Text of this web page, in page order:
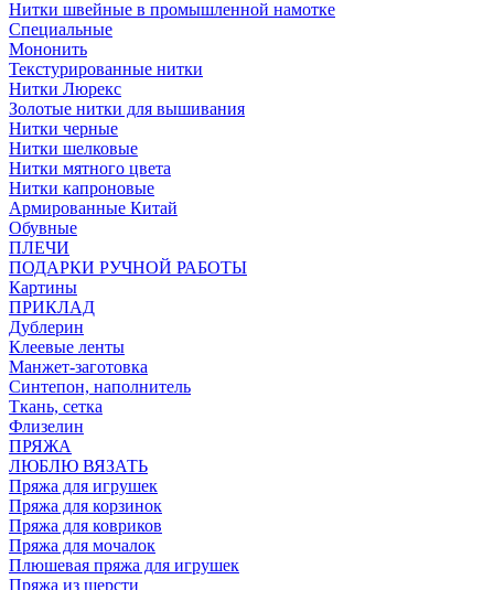
Нитки швейные в промышленной намотке
Специальные
Мононить
Текстурированные нитки
Нитки Люрекс
Золотые нитки для вышивания
Нитки черные
Нитки шелковые
Нитки мятного цвета
Нитки капроновые
Армированные Китай
Обувные
ПЛЕЧИ
ПОДАРКИ РУЧНОЙ РАБОТЫ
Картины
ПРИКЛАД
Дублерин
Клеевые ленты
Манжет-заготовка
Синтепон, наполнитель
Ткань, сетка
Флизелин
ПРЯЖА
ЛЮБЛЮ ВЯЗАТЬ
Пряжа для игрушек
Пряжа для корзинок
Пряжа для ковриков
Пряжа для мочалок
Плюшевая пряжа для игрушек
Пряжа из шерсти